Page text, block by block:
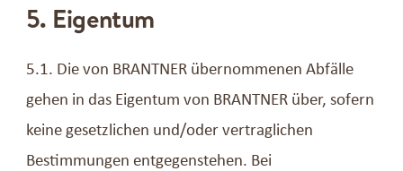
5. Eigentum
5.1. Die von BRANTNER übernommenen Abfälle
gehen in das Eigentum von BRANTNER über, sofern
keine gesetzlichen und/oder vertraglichen
Bestimmungen entgegenstehen. Bei